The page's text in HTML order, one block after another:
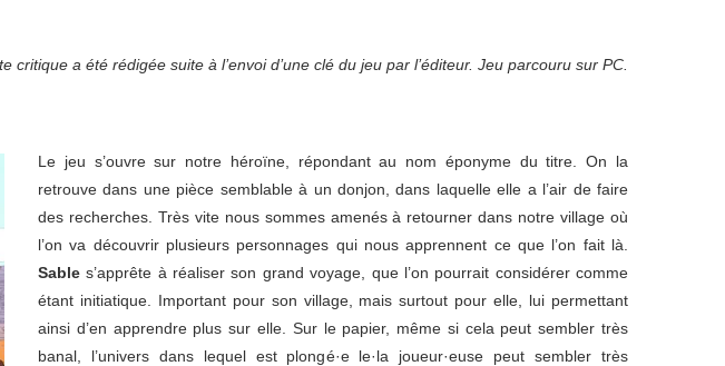
critique a été rédigée suite à l’envoi d’une clé du jeu par l’éditeur. Jeu parcouru sur PC.
Le jeu s’ouvre sur notre héroïne, répondant au nom éponyme du titre. On la
retrouve dans une pièce semblable à un donjon, dans laquelle elle a l’air de faire
des recherches. Très vite nous sommes amenés à retourner dans notre village où
l’on va découvrir plusieurs personnages qui nous apprennent ce que l’on fait là.
Sables’apprête à réaliser son grand voyage, que l’on pourrait considérer comme
étant initiatique. Important pour son village, mais surtout pour elle, lui permettant
ainsi d’en apprendre plus sur elle. Sur le papier, même si cela peut sembler très
banal, l’univers dans lequel est plongé·e le·la joueur·euse peut sembler très